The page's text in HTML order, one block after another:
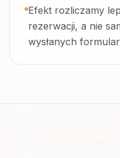
Efekt rozliczamy
rezerwacji, a nie
wysłanych